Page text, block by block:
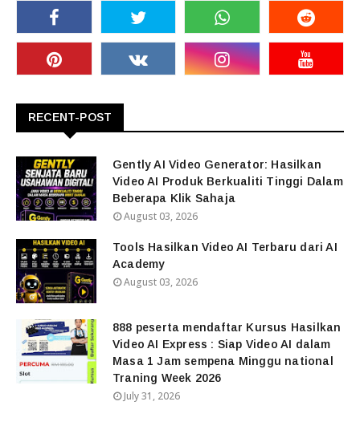
RECENT-POST
Gently AI Video Generator: Hasilkan
Video AI Produk Berkualiti Tinggi Dalam
Beberapa Klik Sahaja
August 03, 2026
Tools Hasilkan Video AI Terbaru dari AI
Academy
August 03, 2026
888 peserta mendaftar Kursus Hasilkan
Video AI Express : Siap Video AI dalam
Masa 1 Jam sempena Minggu national
Traning Week 2026
July 31, 2026